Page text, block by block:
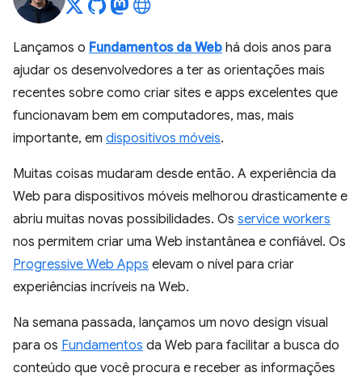
Lançamos o Fundamentos da Web há dois anos para
ajudar os desenvolvedores a ter as orientações mais
recentes sobre como criar sites e apps excelentes que
funcionavam bem em computadores, mas, mais
importante, em dispositivos móveis.
Muitas coisas mudaram desde então. A experiência da
Web para dispositivos móveis melhorou drasticamente e
abriu muitas novas possibilidades. Os service workers
nos permitem criar uma Web instantânea e confiável. Os
Progressive Web Apps elevam o nível para criar
experiências incríveis na Web.
Na semana passada, lançamos um novo design visual
para os Fundamentos da Web para facilitar a busca do
conteúdo que você procura e receber as informações